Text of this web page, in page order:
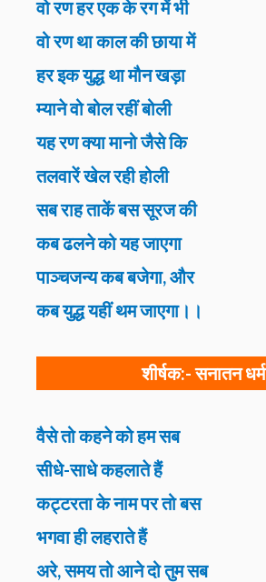
वो रण हर एक के रग में भी
वो रण था काल की छाया में
हर इक युद्ध था मौन खड़ा
म्याने वो बोल रहीं बोली
यह रण क्या मानो जैसे कि
तलवारें खेल रही होली
सब राह ताकें बस सूरज की
कब ढलने को यह जाएगा
पाञ्चजन्य कब बजेगा, और
कब युद्ध यहीं थम जाएगा।।
शीर्षक:-सनातन धर्म
वैसे तो कहने को हम सब
सीधे-साधे कहलाते हैं
कट्टरता के नाम पर तो बस
भगवा ही लहराते हैं
अरे, समय तो आने दो तुम सब